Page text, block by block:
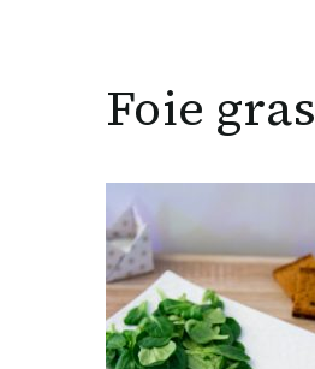
Foie gras